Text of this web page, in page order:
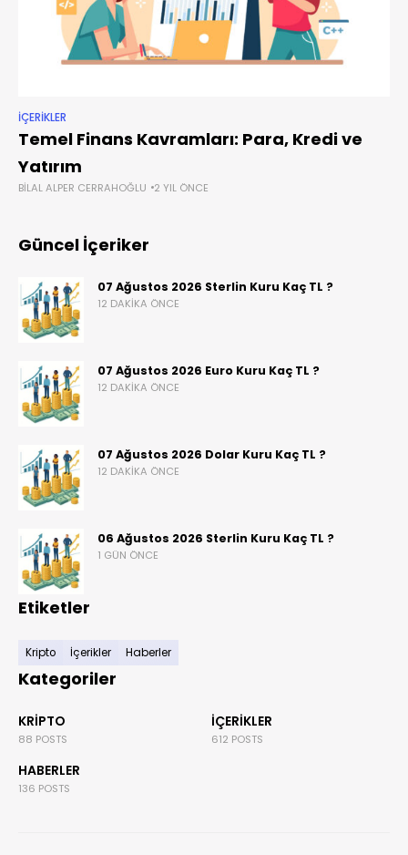
İÇERIKLER
Temel Finans Kavramları: Para, Kredi ve
Yatırım
BILAL ALPER CERRAHOĞLU 2 YIL ÖNCE
Güncel İçeriker
07 Ağustos 2026 Sterlin Kuru Kaç TL ?
12 DAKIKA ÖNCE
07 Ağustos 2026 Euro Kuru Kaç TL ?
12 DAKIKA ÖNCE
07 Ağustos 2026 Dolar Kuru Kaç TL ?
12 DAKIKA ÖNCE
06 Ağustos 2026 Sterlin Kuru Kaç TL ?
1 GÜN ÖNCE
Etiketler
Kripto İçerikler Haberler
Kategoriler
KRIPTO
88 POSTS
İÇERIKLER
612 POSTS
HABERLER
136 POSTS